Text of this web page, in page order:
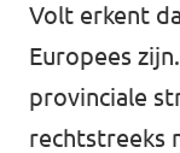
Volt erkent
Europees
provinciale
rechtstreeks